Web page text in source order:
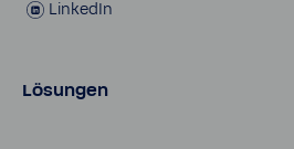
LinkedIn
Lösungen